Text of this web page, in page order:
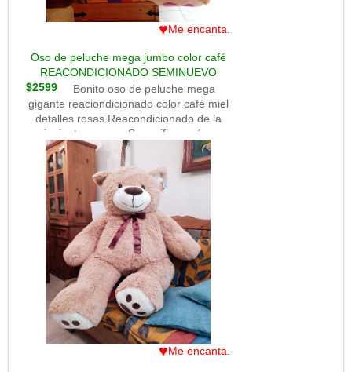
♥Me encanta.
Oso de peluche mega jumbo color café
REACONDICIONADO SEMINUEVO
$2599
Bonito oso de peluche mega
gigante reaciondicionado color café miel
detalles rosas.Reacondicionado de la
siguiente manera.Se verifica qué no
haya fallas en el hilado.Se limpia con
sanitizante.Se peinó.Se reetiquetó.
♥Me encanta.